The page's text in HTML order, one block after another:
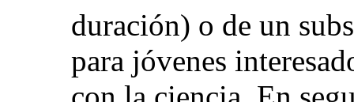
duración) o de un
para jóvenes